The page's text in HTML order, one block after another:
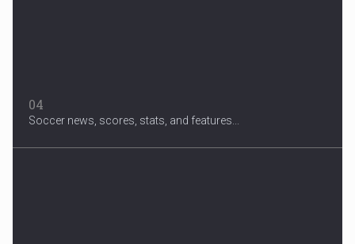
04
Soccer news, scores, stats, and features...